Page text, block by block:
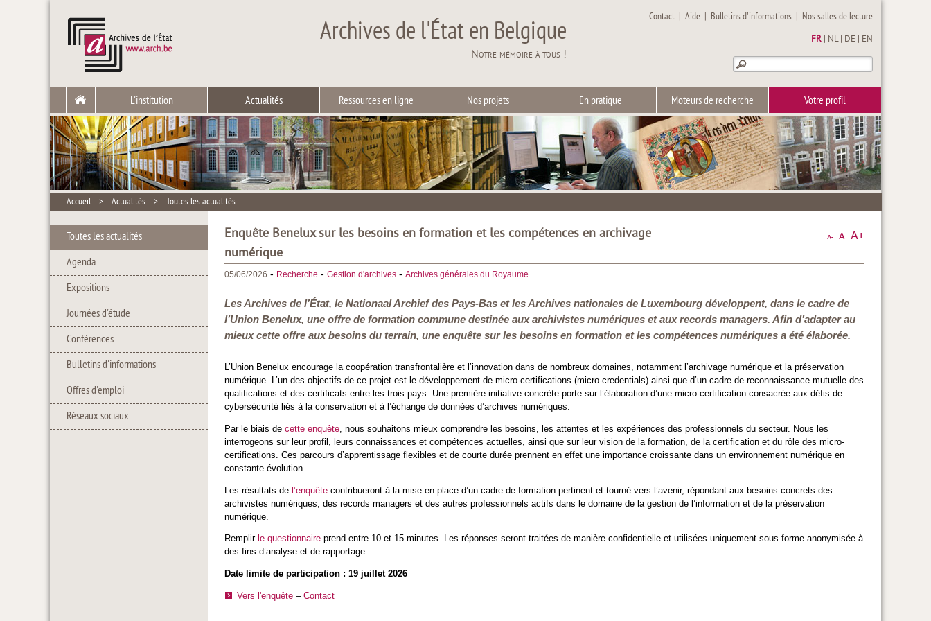
Archives de l'État en Belgique
Notre mémoire à tous !
Contact |Aide | Bulletins d'informations | Nos salles de lecture
FR NL| DE EN
L'institution Actualités Ressources en ligne Nos projets En pratique Moteurs de recherche Votre profil
Accueil > Actualités > Toutes les actualités
Toutes les actualités
Agenda
Expositions
Journées d'étude
Conférences
Bulletins d'informations
Offres d'emploi
Réseaux sociaux
Enquête Benelux sur les besoins en formation et les compétences en archivage
numérique
05/06/2026 - Recherche - Gestion d'archives - Archives générales du Royaume
Les Archives de l’État, le Nationaal Archief des Pays-Bas et les Archives nationales de Luxembourg développent, dans le cadre de
l’Union Benelux, une offre de formation commune destinée aux archivistes numériques et aux records managers. Afin d’adapter au
mieux cette offre aux besoins du terrain, une enquête sur les besoins en formation et les compétences numériques a été élaborée.
L’Union Benelux encourage la coopération transfrontalière et l’innovation dans de nombreux domaines, notamment l’archivage numérique et la préservation
numérique. L’un des objectifs de ce projet est le développement de micro-certifications (micro-credentials) ainsi que d’un cadre de reconnaissance mutuelle des
qualifications et des certificats entre les trois pays. Une première initiative concrète porte sur l’élaboration d’une micro-certification consacrée aux défis de
cybersécurité liés à la conservation et à l’échange de données d’archives numériques.
Par le biais de cette enquête , nous souhaitons mieux comprendre les besoins, les attentes et les expériences des professionnels du secteur. Nous les
interrogeons sur leur profil, leurs connaissances et compétences actuelles, ainsi que sur leur vision de la formation, de la certification et du rôle des micro-
certifications. Ces parcours d’apprentissage flexibles et de courte durée prennent en effet une importance croissante dans un environnement numérique en
constante évolution.
Les résultats de l’enquête contribueront à la mise en place d’un cadre de formation pertinent et tourné vers l’avenir, répondant aux besoins concrets des
archivistes numériques, des records managers et des autres professionnels actifs dans le domaine de la gestion de l’information et de la préservation
numérique.
Remplir le questionnaire prend entre 10 et 15 minutes. Les réponses seront traitées de manière confidentielle et utilisées uniquement sous forme anonymisée à
des fins d’analyse et de rapportage.
Date limite de participation : 19 juillet 2026
Vers l'enquête – Contact